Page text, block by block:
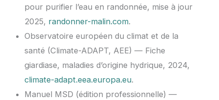
pour purifier l’eau en randonnée, mise à jour
2025, randonner-malin.com.
Observatoire européen du climat et de la
santé (Climate-ADAPT, AEE) — Fiche
giardiase, maladies d’origine hydrique, 2024,
climate-adapt.eea.europa.eu.
Manuel MSD (édition professionnelle) —